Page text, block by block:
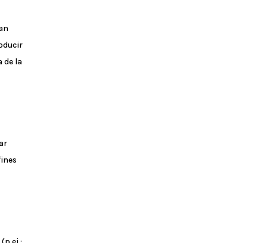
de la